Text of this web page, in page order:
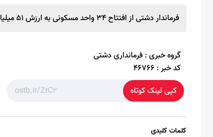
فرماندار دشتی از افتتاح ۳۴ واحد مسکونی به ارزش ۵۱ میلیارد تومان و پیشتازی شهرستان در حوزه مسکن خبر داد.
گروه خبری :فرمانداری دشتی
کد خبر :46766
کپی لینک کوتاه
کلمات کلیدی